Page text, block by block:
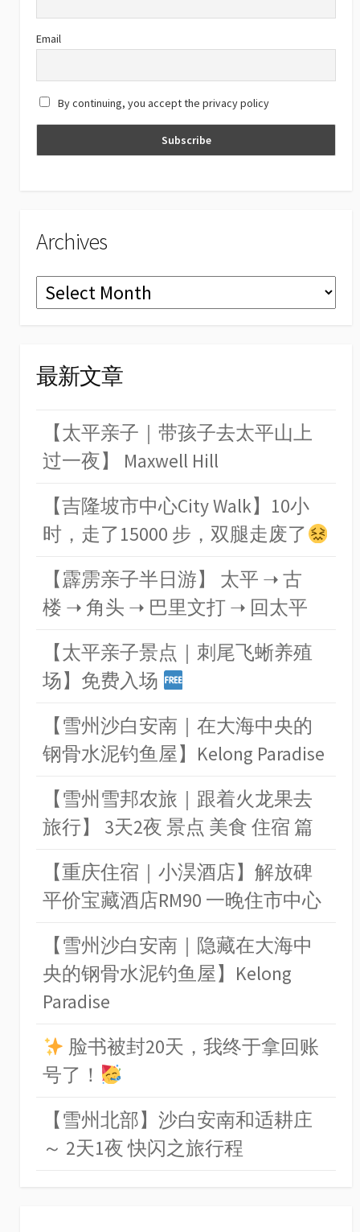
k
e
a
n
el
Email
By continuing, you accept the privacy policy
Archives
Archives
最新文章
【太平亲子｜带孩子去太平山上
过一夜】 Maxwell Hill
【吉隆坡市中心City Walk】10小
时，走了15000 步，双腿走废了
【霹雳亲子半日游】 太平 ➝ 古
楼 ➝ 角头 ➝ 巴里文打 ➝ 回太平
【太平亲子景点｜刺尾飞蜥养殖
场】免费入场
【雪州沙白安南｜在大海中央的
钢骨水泥钓鱼屋】Kelong Paradise
【雪州雪邦农旅｜跟着火龙果去
旅行】 3天2夜 景点 美食 住宿 篇
【重庆住宿｜小淏酒店】解放碑
平价宝藏酒店RM90 一晚住市中心
【雪州沙白安南｜隐藏在大海中
央的钢骨水泥钓鱼屋】Kelong
Paradise
脸书被封20天，我终于拿回账
号了！
【雪州北部】沙白安南和适耕庄
～ 2天1夜 快闪之旅行程